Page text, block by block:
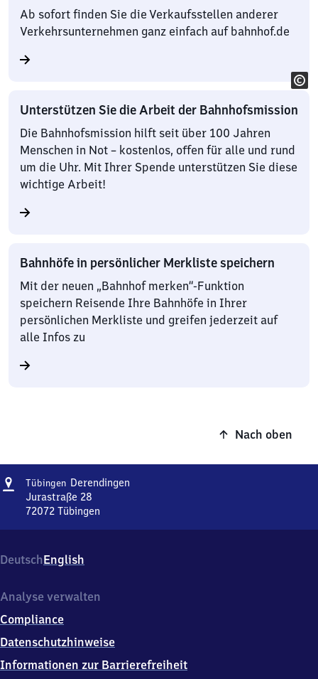
Ab sofort finden Sie die Verkaufsstellen anderer
Verkehrsunternehmen ganz einfach auf bahnhof.de
Unterstützen Sie die Arbeit der Bahnhofsmission
Die Bahnhofsmission hilft seit über 100 Jahren
Menschen in Not – kostenlos, offen für alle und rund
um die Uhr. Mit Ihrer Spende unterstützen Sie diese
wichtige Arbeit!
Bahnhöfe in persönlicher Merkliste speichern
Mit der neuen „Bahnhof merken“-Funktion
speichern Reisende Ihre Bahnhöfe in Ihrer
persönlichen Merkliste und greifen jederzeit auf
alle Infos zu
Nach oben
Adresse
Tübingen Derendingen
Jurastraße 28
72072 Tübingen
Jurastraße
28,
2
7
2
DeutschEnglish
Analyse verwalten
Compliance
Datenschutzhinweise
Informationen zur Barrierefreiheit